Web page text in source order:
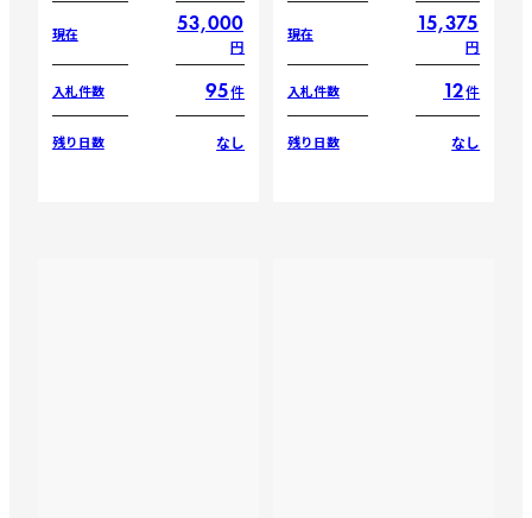
現在 53,000
円
入札件数 95件
残り日数 なし
現在 15,375
円
入札件数 12件
残り日数 なし